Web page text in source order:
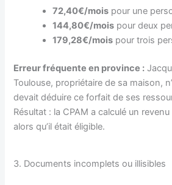
72,40€/mois pour une
144,80€/mois pour deux
179,28€/mois pour trois
Erreur fréquente en province :
Toulouse, propriétaire de sa maison,
devait déduire ce forfait de ses
Résultat : la CPAM a calculé un
alors qu’il était éligible.
3. Documents incomplets ou illisibles